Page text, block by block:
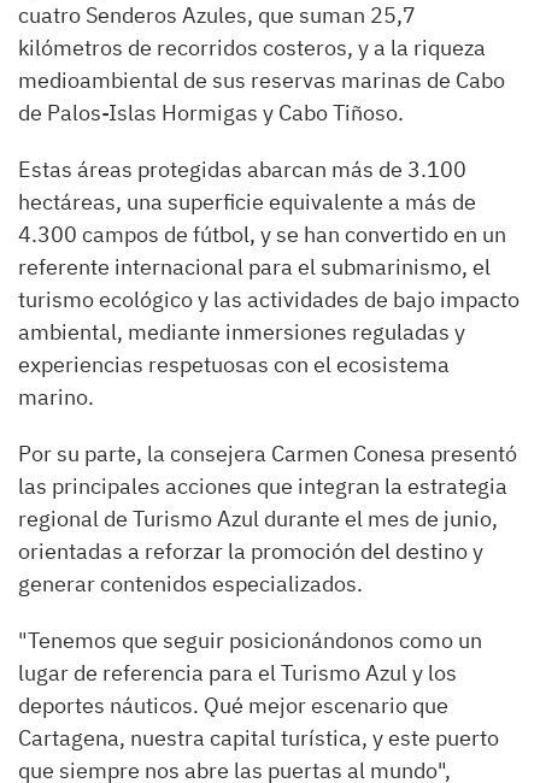
cuatro Senderos Azules, que suman 25,7
kilómetros de recorridos costeros, y a la riqueza
medioambiental de sus reservas marinas de Cabo
de Palos-Islas Hormigas y Cabo Tiñoso.
Estas áreas protegidas abarcan más de 3.100
hectáreas, una superficie equivalente a más de
4.300 campos de fútbol, y se han convertido en un
referente internacional para el submarinismo, el
turismo ecológico y las actividades de bajo impacto
ambiental, mediante inmersiones reguladas y
experiencias respetuosas con el ecosistema
marino.
Por su parte, la consejera Carmen Conesa presentó
las principales acciones que integran la estrategia
regional de Turismo Azul durante el mes de junio,
orientadas a reforzar la promoción del destino y
generar contenidos especializados.
"Tenemos que seguir posicionándonos como un
lugar de referencia para el Turismo Azul y los
deportes náuticos. Qué mejor escenario que
Cartagena, nuestra capital turística, y este puerto
que siempre nos abre las puertas al mundo",